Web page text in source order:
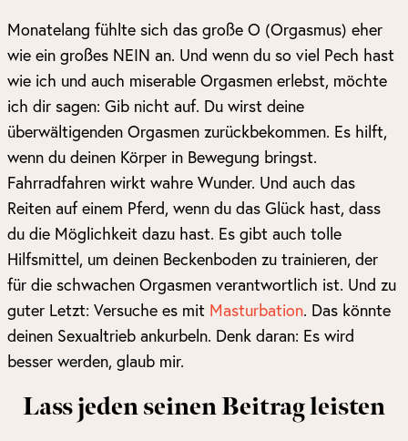
Monatelang fühlte sich das große O (Orgasmus) eher
wie ein großes NEIN an. Und wenn du so viel Pech hast
wie ich und auch miserable Orgasmen erlebst, möchte
ich dir sagen: Gib nicht auf. Du wirst deine
überwältigenden Orgasmen zurückbekommen. Es hilft,
wenn du deinen Körper in Bewegung bringst.
Fahrradfahren wirkt wahre Wunder. Und auch das
Reiten auf einem Pferd, wenn du das Glück hast, dass
du die Möglichkeit dazu hast. Es gibt auch tolle
Hilfsmittel, um deinen Beckenboden zu trainieren, der
für die schwachen Orgasmen verantwortlich ist. Und zu
guter Letzt: Versuche es mit Masturbation. Das könnte
deinen Sexualtrieb ankurbeln. Denk daran: Es wird
besser werden, glaub mir.
Lass jeden seinen Beitrag leisten